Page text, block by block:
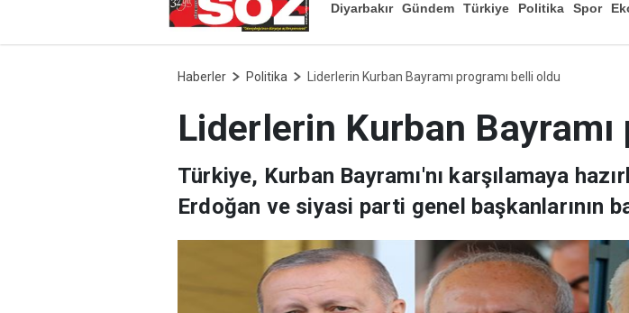
Diyarbakır Gündem Türkiye Politika Spor
Haberler Politika Liderlerin Kurban Bayramı programı belli oldu
Liderlerin Kurban
Türkiye, Kurban Bayramı'nı karşılamaya
Erdoğan ve siyasi parti genel başkanlarının